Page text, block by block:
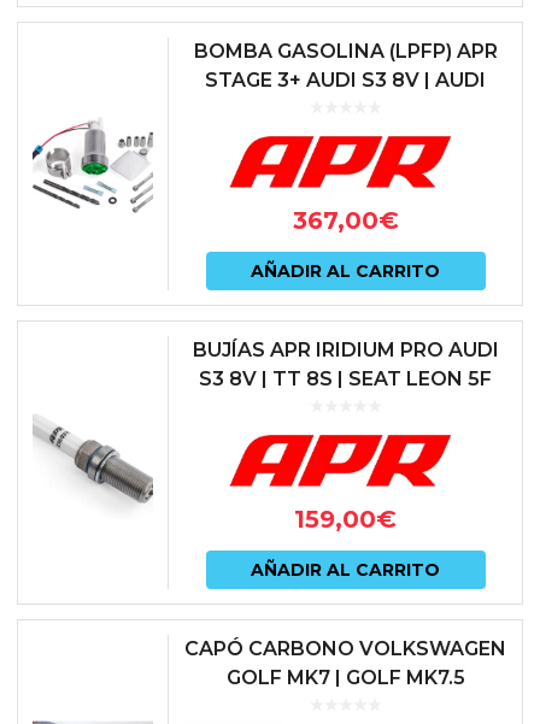
elegir
en
BOMBA GASOLINA (LPFP) APR
STAGE 3+ AUDI S3 8V | AUDI
LEON 5F CUPRA | SKODA
OCTAVI...
367,00€
AÑADIR AL CARRITO
BUJÍAS APR IRIDIUM PRO AUDI
S3 8V | TT 8S | SEAT LEON 5F
| VW GOLF VII GTI | TCR | R
159,00€
AÑADIR AL CARRITO
CAPÓ CARBONO VOLKSWAGEN
GOLF MK7 | GOLF MK7.5